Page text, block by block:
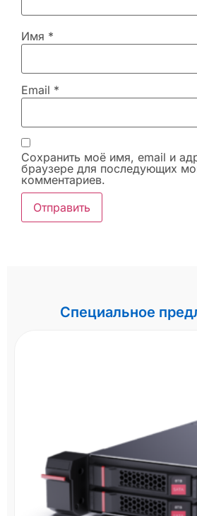
Имя *
Email *
Сохранить моё имя, email и
браузере для последующих
комментариев.
Специальное